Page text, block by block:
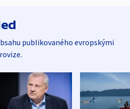
publikovaného evropskými